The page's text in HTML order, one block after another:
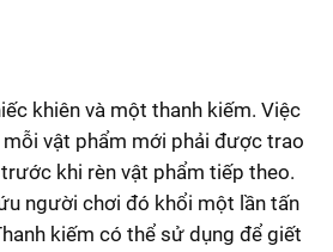
khiên và một thanh kiếm. Việc
vật phẩm mới phải được trao
khi rèn vật phẩm tiếp theo.
người chơi đó khổi một lần tấn
kiếm có thể sử dụng để giết